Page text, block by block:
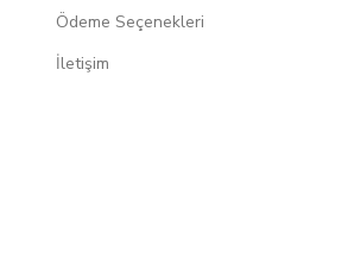
Ödeme Seçenekleri
İletişim